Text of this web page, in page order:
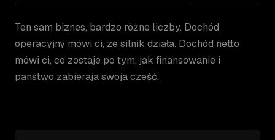
Ten sam biznes, bardzo różne liczby. Dochód
operacyjny mówi ci, ze silnik działa. Dochód netto
mówi ci, co zostaje po tym, jak finansowanie i
panstwo zabieraja swoja cześć.